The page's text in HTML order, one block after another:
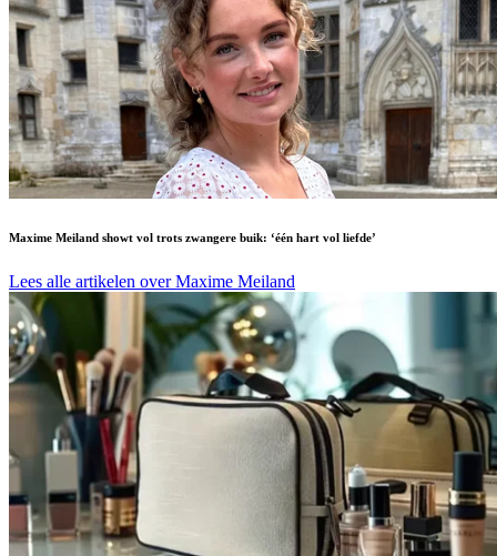
Maxime Meiland showt vol trots zwangere buik: ‘één hart vol liefde’
Lees alle artikelen over Maxime Meiland